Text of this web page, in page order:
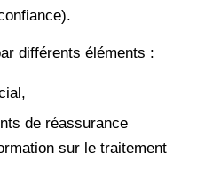
différents éléments :
de réassurance
sur le traitement